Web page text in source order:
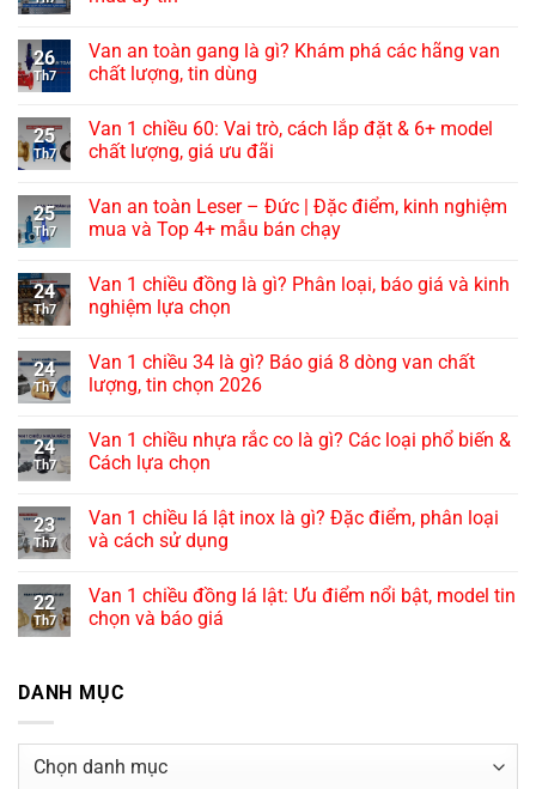
26
Th7
Van an toàn gang là gì? Khám phá các hãng van
chất lượng, tin dùng
25
Th7
Van 1 chiều 60: Vai trò, cách lắp đặt & 6+ model
chất lượng, giá ưu đãi
25
Th7
Van an toàn Leser – Đức | Đặc điểm, kinh nghiệm
mua và Top 4+ mẫu bán chạy
24
Th7
Van 1 chiều đồng là gì? Phân loại, báo giá và kinh
nghiệm lựa chọn
24
Th7
Van 1 chiều 34 là gì? Báo giá 8 dòng van chất
lượng, tin chọn 2026
24
Th7
Van 1 chiều nhựa rắc co là gì? Các loại phổ biến &
Cách lựa chọn
23
Th7
Van 1 chiều lá lật inox là gì? Đặc điểm, phân loại
và cách sử dụng
22
Th7
Van 1 chiều đồng lá lật: Ưu điểm nổi bật, model tin
chọn và báo giá
DANH MỤC
Danh